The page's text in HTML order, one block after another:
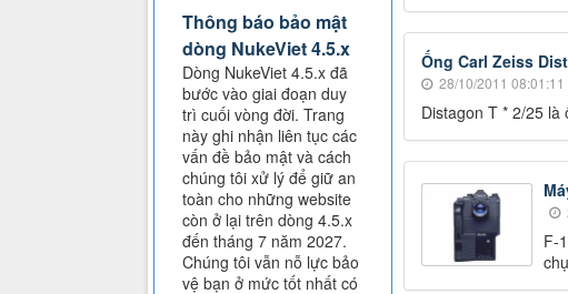
Ống Carl Zeiss
28/10/2011 08:01:11
Distagon T * 2/25
F-
Thông báo bảo mật
dòng NukeViet 4.5.x
Dòng NukeViet 4.5.x đã
bước vào giai đoạn duy
trì cuối vòng đời. Trang
này ghi nhận liên tục các
vấn đề bảo mật và cách
chúng tôi xử lý để giữ an
toàn cho những website
còn ở lại trên dòng 4.5.x
đến tháng 7 năm 2027.
Chúng tôi vẫn nỗ lực bảo
vệ bạn ở mức tốt nhất có